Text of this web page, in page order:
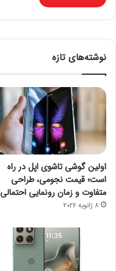
نوشته‌های تازه
اولین گوشی تاشوی اپل در راه
است؛ قیمت نجومی، طراحی
متفاوت و زمان رونمایی احتمالی
8 ژانویه 2026